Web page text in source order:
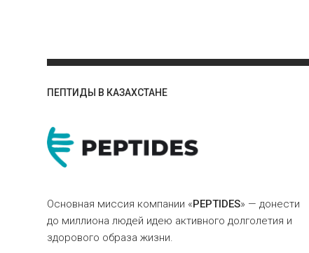
ПЕПТИДЫ В КАЗАХСТАНЕ
Основная миссия компании «PEPTIDES» — донести
до миллиона людей идею активного долголетия и
здорового образа жизни.